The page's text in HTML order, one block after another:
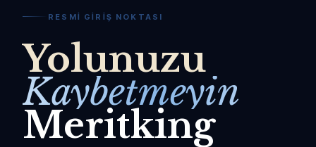
RESMI GIRIŞ NOKTASI
Yolunuzu
Kaybetmeyin
Meritking